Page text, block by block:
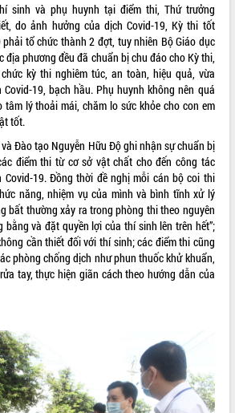
miễn phí
Pui
thường kỳ
Việt
chương
nhiệm
dân
nội dung
sinh và phụ huynh tại điểm thi, Thứ trưởng
do ảnh hưởng của dịch Covid-19, Kỳ thi tốt
tổ chức thành 2 đợt, tuy nhiên Bộ Giáo dục
địa phương đều đã chuẩn bị chu đáo cho Kỳ thi,
kỳ thi nghiêm túc, an toàn, hiệu quả, vừa
19, bạch hầu. Phụ huynh không nên quá
lý thoải mái, chăm lo sức khỏe cho con em
tốt.
Đào tạo Nguyễn Hữu Độ ghi nhận sự chuẩn bị
điểm thi từ cơ sở vật chất cho đến công tác
Covid-19. Đồng thời đề nghị mỗi cán bộ coi thi
năng, nhiệm vụ của mình và bình tĩnh xử lý
bất thường xảy ra trong phòng thi theo nguyên
bằng và đặt quyền lợi của thí sinh lên trên hết”;
cần thiết đối với thí sinh; các điểm thi cũng
phòng chống dịch như phun thuốc khử khuẩn,
tay, thực hiện giãn cách theo hướng dẫn của